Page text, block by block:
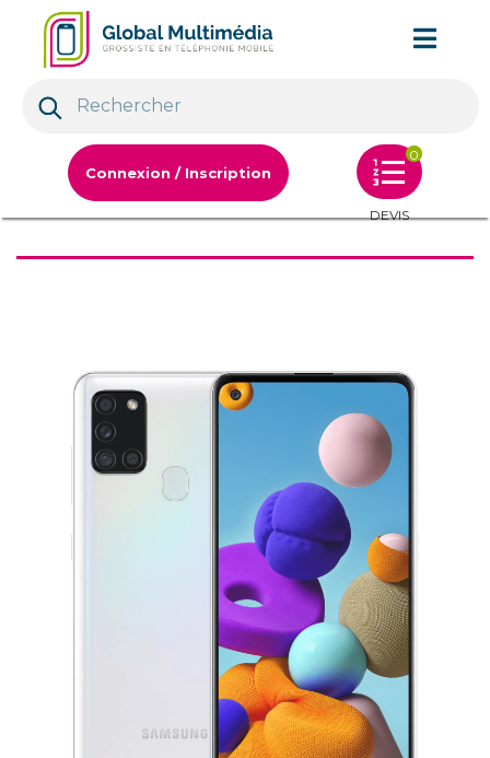
Connexion / Inscription
0
DEVIS